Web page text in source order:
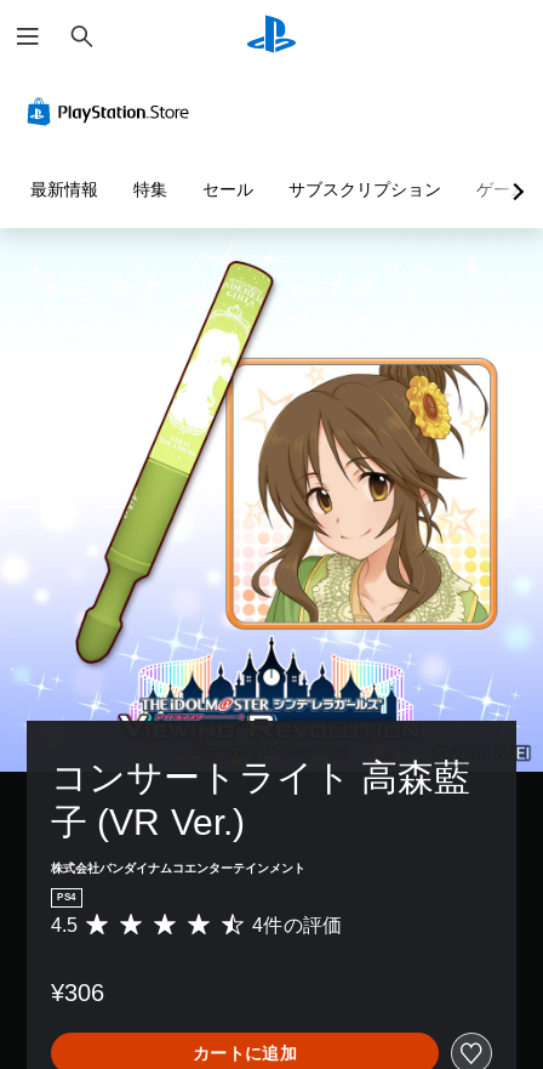
索
最新情報 特集 セール サブスクリプション ゲーム
コンサートライト 高森藍
子 (VR Ver.)
株式会社バンダイナムコエンターテインメント
PS4
評
は
、
平
4.5 4件の評価
¥306
カートに追加